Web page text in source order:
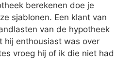
berekenen doe je
sjablonen. Een klant van
van de hypotheek
hij enthousiast was over
vroeg hij of ik die niet had